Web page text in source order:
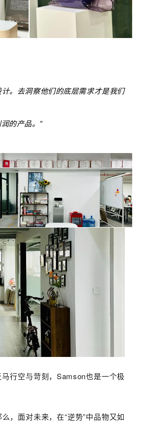
。去洞察他们的底层需求才是我们
的产品。”
行空与苛刻，Samson也是一个极
，面对未来，在“逆势”中品物又如